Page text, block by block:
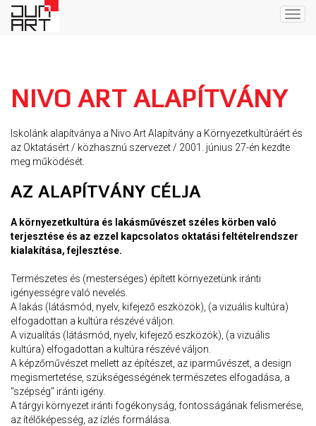
NIVO ART ALAPÍTVÁNY
Iskolánk alapítványa a Nivo Art Alapítvány a Környezetkultúráért és
az Oktatásért / közhasznú szervezet / 2001. június 27-én kezdte
meg működését.
AZ ALAPÍTVÁNY CÉLJA
A környezetkultúra és lakásművészet széles körben való
terjesztése és az ezzel kapcsolatos oktatási feltételrendszer
kialakítása, fejlesztése.
Természetes és (mesterséges) épített környezetünk iránti
igényességre való nevelés.
A lakás (látásmód, nyelv, kifejező eszközök), (a vizuális kultúra)
elfogadottan a kultúra részévé váljon.
A vizualítás (látásmód, nyelv, kifejező eszközök), (a vizuális
kultúra) elfogadottan a kultúra részévé váljon.
A képzőművészet mellett az építészet, az iparművészet, a design
megismertetése, szükségességének természetes elfogadása, a
"szépség" iránti igény.
A tárgyi környezet iránti fogékonyság, fontosságának felismerése,
az ítélőképesség, az ízlés formálása.